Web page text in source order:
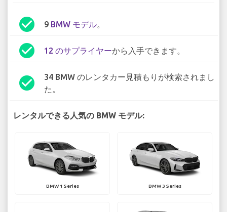
check_circle 9 BMW モデル。
check_circle 12 のサプライヤーから入手できます。
check_circle
34 BMW のレンタカー見積もりが検索されまし
た。
レンタルできる人気の BMW モデル:
BMW 1 Series BMW 3 Series